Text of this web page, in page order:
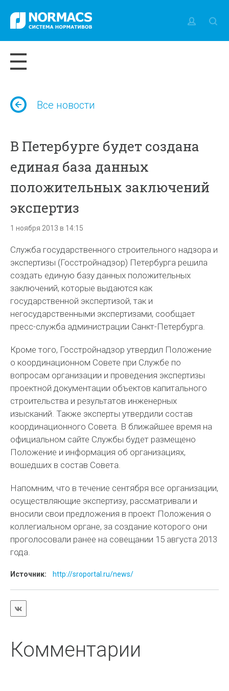
Все новости
В Петербурге будет создана
единая база данных
положительных заключений
экспертиз
1 ноября 2013 в 14:15
Служба государственного строительного надзора и
экспертизы (Госстройнадзор) Петербурга решила
создать единую базу данных положительных
заключений, которые выдаются как
государственной экспертизой, так и
негосударственными экспертизами, сообщает
пресс-служба администрации Санкт-Петербурга.
Кроме того, Госстройнадзор утвердил Положение
о координационном Совете при Службе по
вопросам организации и проведения экспертизы
проектной документации объектов капитального
строительства и результатов инженерных
изысканий. Также эксперты утвердили состав
координационного Совета. В ближайшее время на
официальном сайте Службы будет размещено
Положение и информация об организациях,
вошедших в состав Совета.
Напомним, что в течение сентября все организации,
осуществляющие экспертизу, рассматривали и
вносили свои предложения в проект Положения о
коллегиальном органе, за создание которого они
проголосовали ранее на совещании 15 августа 2013
года.
Источник: http://sroportal.ru/news/
Комментарии